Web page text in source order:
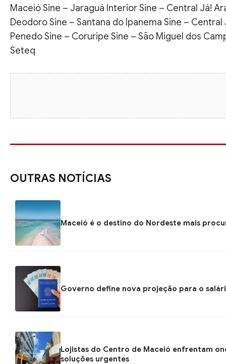
Maceió Sine – Jaraguá Interior Sine – Central Já!
Deodoro Sine – Santana do Ipanema Sine –
Penedo Sine – Coruripe Sine – São Miguel dos
Seteq
OUTRAS NOTÍCIAS
Maceió é o destino do Nordeste mais
Governo define nova projeção para o
Lojistas do Centro de Maceió enfrentam
soluções urgentes